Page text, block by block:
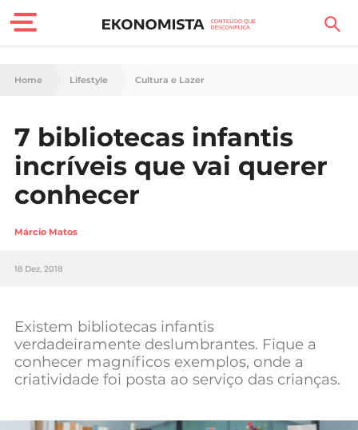
Finanças Pessoais
Carreira
Casa
Lifestyle
Sociedade
Negócios
Mundial 2026
Home Lifestyle Cultura e Lazer
7 bibliotecas infantis
incríveis que vai querer
conhecer
Márcio Matos
18 Dez, 2018
Existem bibliotecas infantis
verdadeiramente deslumbrantes. Fique a
conhecer magníficos exemplos, onde a
criatividade foi posta ao serviço das crianças.